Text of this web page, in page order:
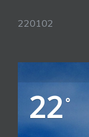
220102
22 °